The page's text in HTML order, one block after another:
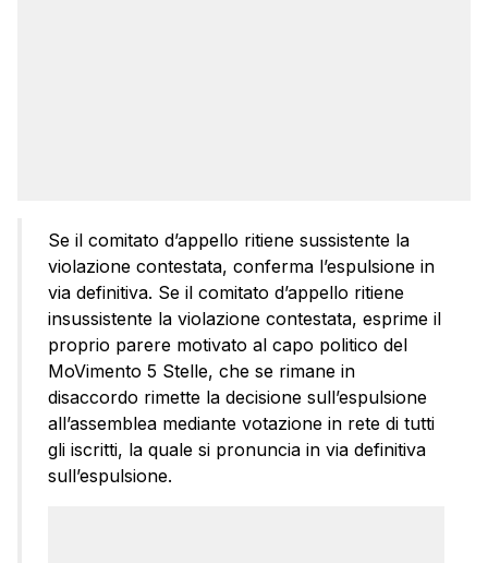
Se il comitato d’appello ritiene sussistente la
violazione contestata, conferma l’espulsione in
via definitiva. Se il comitato d’appello ritiene
insussistente la violazione contestata, esprime il
proprio parere motivato al capo politico del
MoVimento 5 Stelle, che se rimane in
disaccordo rimette la decisione sull’espulsione
all’assemblea mediante votazione in rete di tutti
gli iscritti, la quale si pronuncia in via definitiva
sull’espulsione.